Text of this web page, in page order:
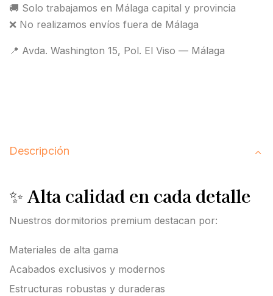
🚚 Solo trabajamos en Málaga capital y provincia
❌ No realizamos envíos fuera de Málaga
📍 Avda. Washington 15, Pol. El Viso — Málaga
Descripción
✨ Alta calidad en cada detalle
Nuestros dormitorios premium destacan por:
Materiales de alta gama
Acabados exclusivos y modernos
Estructuras robustas y duraderas